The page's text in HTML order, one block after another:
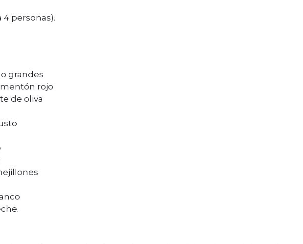
4 personas).
grandes
rojo
de oliva